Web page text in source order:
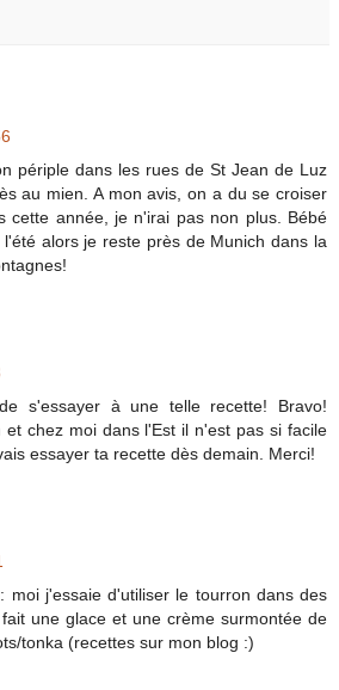
périple dans les rues de St Jean de Luz
au mien. A mon avis, on a du se croiser
cette année, je n'irai pas non plus. Bébé
alors je reste près de Munich dans la
s'essayer à une telle recette! Bravo!
et chez moi dans l'Est il n'est pas si facile
essayer ta recette dès demain. Merci!
moi j'essaie d'utiliser le tourron dans des
une glace et une crème surmontée de
tonka (recettes sur mon blog :)